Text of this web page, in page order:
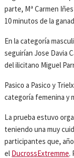
parte, Mª Carmen
10 minutos de la
En la categoría
seguirían Jose Davia
del ilicitano Miguel
Pasico a Pasico y
categoría femenina y
La prueba estuvo
teniendo una muy
participantes que,
el DucrossExtremme.